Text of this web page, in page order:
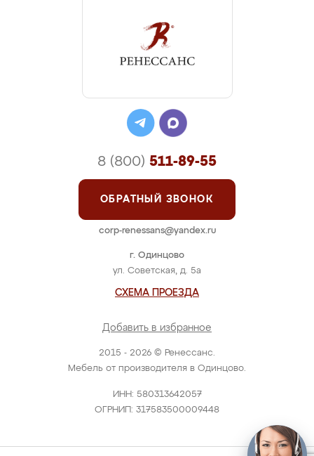
2015 - 2026 © Ренессанс.
Мебель от производителя в Одинцово.
ИНН: 580313642057
ОГРНИП: 317583500009448
г. Одинцово
ул. Советская, д. 5а
СХЕМА ПРОЕЗДА
Добавить в избранное
8 (800) 511-89-55
ОБРАТНЫЙ ЗВОНОК
corp-renessans@yandex.ru